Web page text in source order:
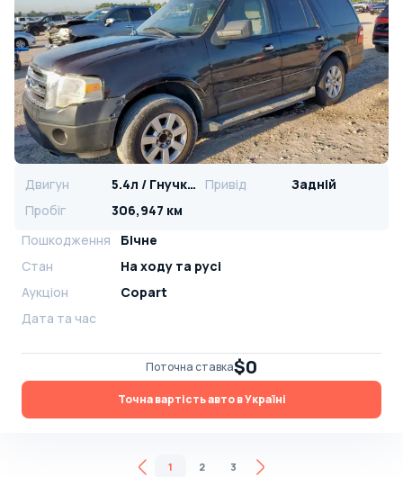
Двигун 5.4л / Гнучке паливо Привід
Задній
Пробіг
306,947 км
Пошкодження
Бічне
Стан
На ​​ходу та русі
Аукціон
Copart
Дата та час
Поточна ставка$0
Точна вартість авто в Україні
1 2 3